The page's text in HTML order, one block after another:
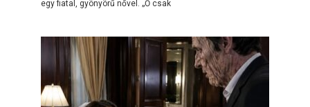
egy fiatal, gyönyörű nővel. „Ő csak